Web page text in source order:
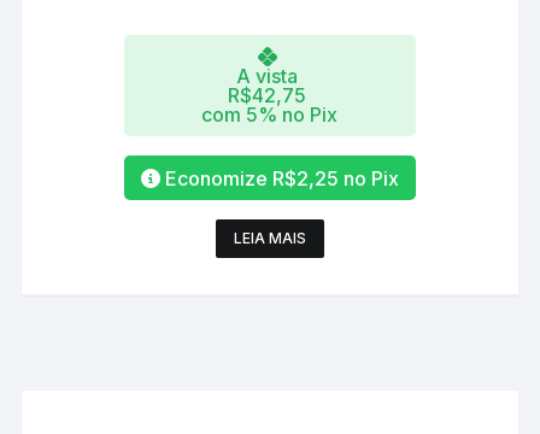
A vista
R$42,75
com 5% no Pix
Economize R$2,25 no Pix
LEIA MAIS